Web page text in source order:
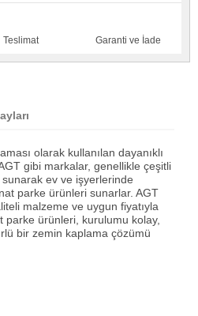
Teslimat Garanti ve İade
olarak kullanılan dayanıklı
gibi markalar, genellikle çeşitli
ev ve işyerlerinde
parke ürünleri sunarlar. AGT
malzeme ve uygun fiyatıyla
parke ürünleri, kurulumu kolay,
bir zemin kaplama çözümü